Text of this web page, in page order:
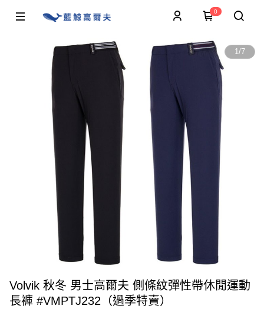
0
1/7
Volvik 秋冬 男士高爾夫 側條紋彈性帶休閒運動
長褲 #VMPTJ232（過季特賣）